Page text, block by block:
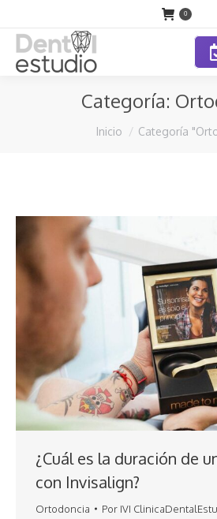
0
Categoría:
Estás aquí:
Inicio Categoría
¿Cuál es la duración de
con Invisalign?
Ortodoncia Por IVI